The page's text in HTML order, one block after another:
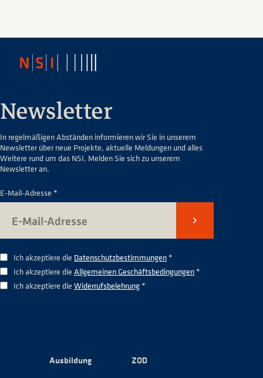
Newsletter
In regelmäßigen Abständen informieren wir Sie in unserem
Newsletter über neue Projekte, aktuelle Meldungen und alles
Weitere rund um das NSI. Melden Sie sich zu unserem
Newsletter an.
E-Mail-Adresse *
Senden
Ich akzeptiere die Datenschutzbestimmungen*
Ich akzeptiere die Allgemeinen Geschäftsbedingungen*
Ich akzeptiere die Widerrufsbelehrung*
Ausbildung ZOD